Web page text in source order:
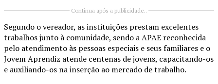
Continua após a publicidade..
Segundo o vereador, as instituições prestam excelentes
trabalhos junto à comunidade, sendo a APAE reconhecida
pelo atendimento às pessoas especiais e seus familiares e o
Jovem Aprendiz atende centenas de jovens, capacitando-os
e auxiliando-os na inserção ao mercado de trabalho.